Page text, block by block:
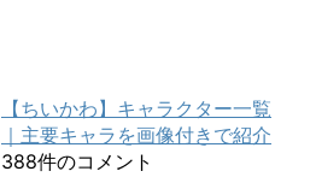
【ちいかわ】キャラクター一覧
｜主要キャラを画像付きで紹介
388件のコメント